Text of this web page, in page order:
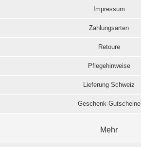
Impressum
Zahlungsarten
Retoure
Pflegehinweise
Lieferung Schweiz
Geschenk-Gutscheine
Mehr